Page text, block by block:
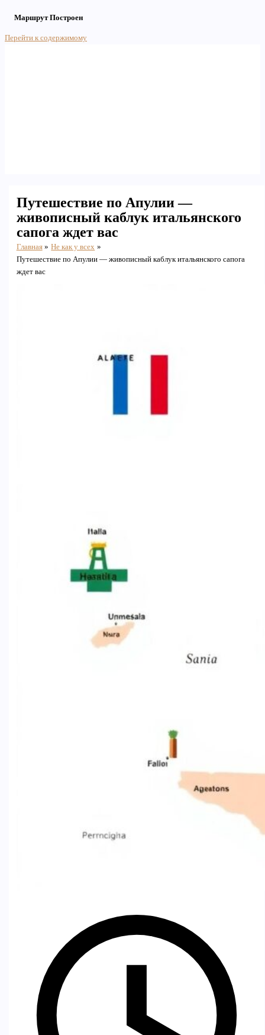
Маршрут Построен
Перейти к содержимому
Путешествие по Апулии —
живописный каблук итальянского
сапога ждет вас
Главная
Не как у всех
Путешествие по Апулии — живописный каблук итальянского сапога
ждет вас